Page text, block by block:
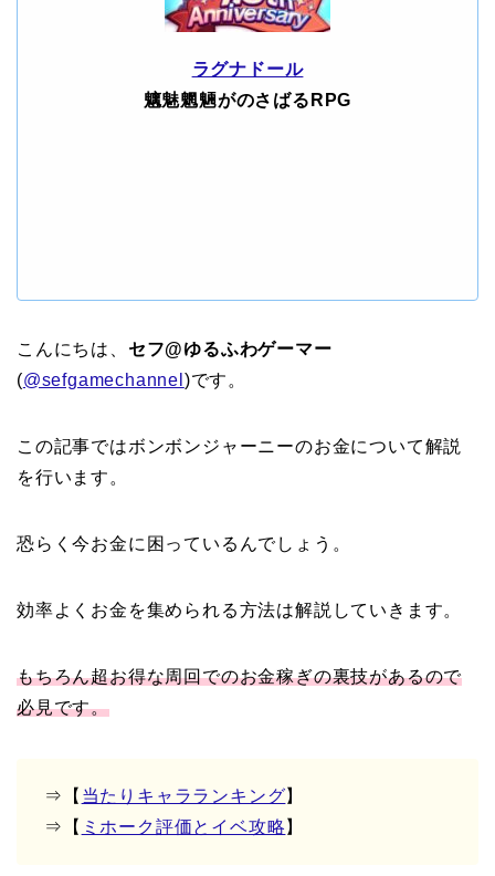
ラグナドール
魑魅魍魎がのさばるRPG
こんにちは、 セフ@ゆるふわゲーマー
(@sefgamechannel )です。
この記事ではボンボンジャーニーのお金について解説
を行います。
恐らく今お金に困っているんでしょう。
効率よくお金を集められる方法は解説していきます。
もちろん超お得な周回でのお金稼ぎの裏技があるので
必見です。
⇒【 当たりキャラランキング】
⇒【 ミホーク評価とイベ攻略 】